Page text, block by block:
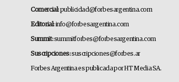
Comercial:publicidad@forbesargentina.com
Editorial:info@forbesargentina.com
Summit:summitforbes@forbesargentina.com
Suscripciones:suscripciones@forbes.ar
Forbes Argentina es publicada por HT Media SA.